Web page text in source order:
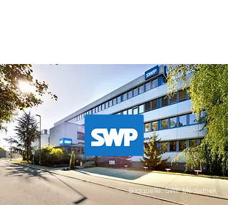
Bildquelle: SWP Mediathek